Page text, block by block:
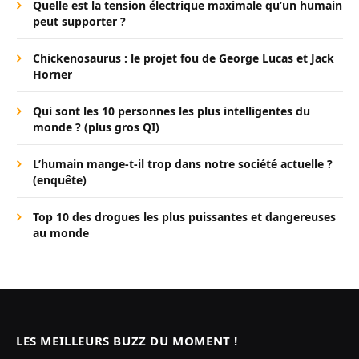
Quelle est la tension électrique maximale qu’un humain
peut supporter ?
Chickenosaurus : le projet fou de George Lucas et Jack
Horner
Qui sont les 10 personnes les plus intelligentes du
monde ? (plus gros QI)
L’humain mange-t-il trop dans notre société actuelle ?
(enquête)
Top 10 des drogues les plus puissantes et dangereuses
au monde
LES MEILLEURS BUZZ DU MOMENT !